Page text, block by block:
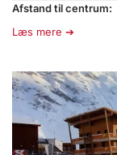
Afstand til centrum:
Læs mere